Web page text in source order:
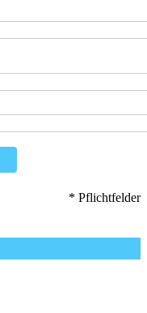
* Pflichtfelder